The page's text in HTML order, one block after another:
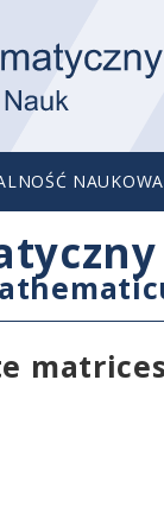
NAUKOWA
matrices